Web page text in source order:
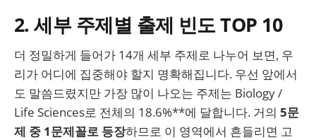
2. 세부 주제별 출제 빈도 TOP 10
더 정밀하게 들어가 14개 세부 주제로 나누어 보면, 우
리가 어디에 집중해야 할지 명확해집니다. 우선 앞에서
도 말씀드렸지만 가장 많이 나오는 주제는 Biology /
Life Sciences로 전체의 18.6%**에 달합니다. 거의 5문
제 중 1문제꼴로 등장하므로 이 영역에서 흔들리면 고